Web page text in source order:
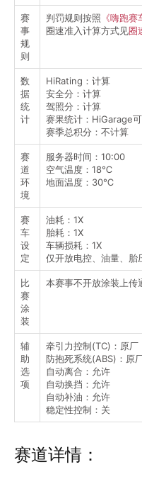
赛
事
规
则
判罚规则按照 《嗨跑
圈速准入计算方式见圈
数
据
统
计
HiRating：计算
安全分：计算
驾照分：计算
赛果统计：HiGarage
赛季总积分：不计算
赛
道
环
境
服务器时间：10:00
空气温度：18℃
地面温度：30℃
赛
车
设
定
油耗：1X
胎耗：1X
车辆损耗：1X
仅开放电控、油量、胎
比
赛
涂
装
本赛事不开放涂装上传
辅
助
选
项
牵引力控制(TC)：原厂
防抱死系统(ABS)：原
自动离合：允许
自动换挡：允许
自动补油：允许
稳定性控制：关
赛道详情：